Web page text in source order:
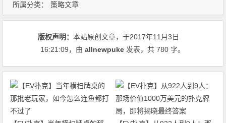
所属分类： 策略文章
版权声明：本站原创文章，于2017年11月3日
16:21:09，由allnewpuke 发表，共 780 字。